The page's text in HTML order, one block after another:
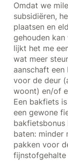
Omdat we
subsidiëren,
plaatsen en
gehouden
lijkt het me
wat meer
aanschaft een
voor de deur
woont) en/of
Een bakfiets
een gewone
baten: minder
pakken voor
fijnstofgehalte